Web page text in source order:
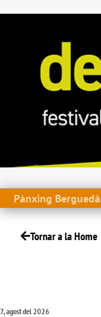
Pànxing Berguedà
Tornar a la Home
7, agost del 2026